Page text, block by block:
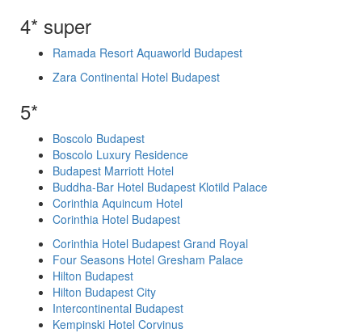
4* super
Ramada Resort Aquaworld Budapest
Zara Continental Hotel Budapest
5*
Boscolo Budapest
Boscolo Luxury Residence
Budapest Marriott Hotel
Buddha-Bar Hotel Budapest Klotild Palace
Corinthia Aquincum Hotel
Corinthia Hotel Budapest
Corinthia Hotel Budapest Grand Royal
Four Seasons Hotel Gresham Palace
Hilton Budapest
Hilton Budapest City
Intercontinental Budapest
Kempinski Hotel Corvinus